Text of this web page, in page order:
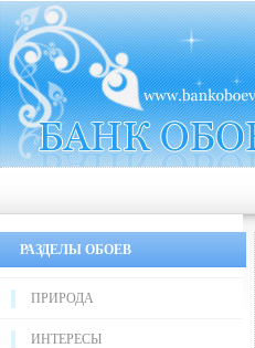
РАЗДЕЛЫ ОБОЕВ
ПРИРОДА
ИНТЕРЕСЫ